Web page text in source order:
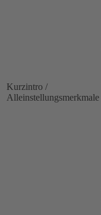
Kurzintro /
Alleinstellungsmerkmale